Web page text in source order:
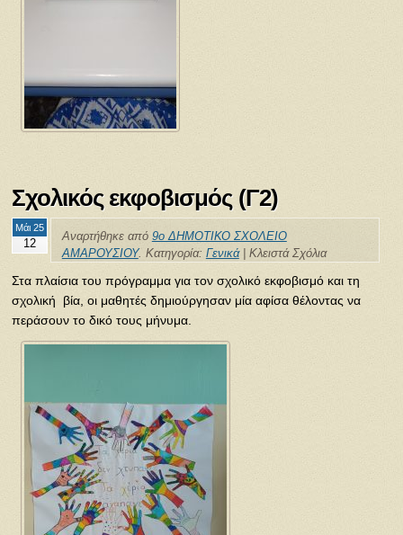
Σχολικός εκφοβισμός (Γ2)
Μάι 25
12
Αναρτήθηκε από 9ο ΔΗΜΟΤΙΚΟ ΣΧΟΛΕΙΟ
ΑΜΑΡΟΥΣΙΟΥ. Κατηγορία: Γενικά| Κλειστά Σχόλια
Στα πλαίσια του πρόγραμμα για τον σχολικό εκφοβισμό και τη
σχολική βία, οι μαθητές δημιούργησαν μία αφίσα θέλοντας να
περάσουν το δικό τους μήνυμα.